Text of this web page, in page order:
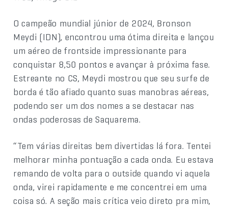
O campeão mundial júnior de 2024, Bronson
Meydi (IDN), encontrou uma ótima direita e lançou
um aéreo de frontside impressionante para
conquistar 8,50 pontos e avançar à próxima fase.
Estreante no CS, Meydi mostrou que seu surfe de
borda é tão afiado quanto suas manobras aéreas,
podendo ser um dos nomes a se destacar nas
ondas poderosas de Saquarema.
“Tem várias direitas bem divertidas lá fora. Tentei
melhorar minha pontuação a cada onda. Eu estava
remando de volta para o outside quando vi aquela
onda, virei rapidamente e me concentrei em uma
coisa só. A seção mais crítica veio direto pra mim,